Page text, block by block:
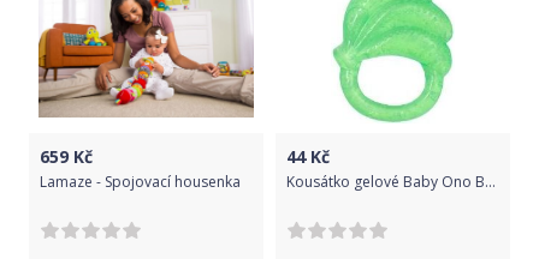
659 Kč
Lamaze - Spojovací housenka
44Kč
Kousátko gelové Baby Ono Banán - Zelené